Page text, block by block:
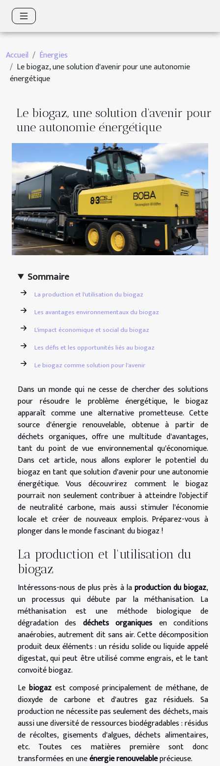
Accueil
Énergies
Le biogaz, une solution d'avenir pour une autonomie
énergétique
Le biogaz, une solution d'avenir pour
une autonomie énergétique
Sommaire
La production et l'utilisation du biogaz
Les avantages environnementaux du biogaz
L'impact économique et social du biogaz
Les défis et les opportunités liés au biogaz
Le biogaz comme solution pour l'avenir
Dans un monde qui ne cesse de chercher des solutions
pour résoudre le problème énergétique, le biogaz
apparaît comme une alternative prometteuse. Cette
source d'énergie renouvelable, obtenue à partir de
déchets organiques, offre une multitude d'avantages,
tant du point de vue environnemental qu'économique.
Dans cet article, nous allons explorer le potentiel du
biogaz en tant que solution d'avenir pour une autonomie
énergétique. Vous découvrirez comment le biogaz
pourrait non seulement contribuer à atteindre l'objectif
de neutralité carbone, mais aussi stimuler l'économie
locale et créer de nouveaux emplois. Préparez-vous à
plonger dans le monde fascinant du biogaz !
La production et l'utilisation du
biogaz
Intéressons-nous de plus près à laproduction du biogaz,
un processus qui débute par la méthanisation. La
méthanisation est une méthode biologique de
dégradation des déchets organiques en conditions
anaérobies, autrement dit sans air. Cette décomposition
produit deux éléments : un résidu solide ou liquide appelé
digestat, qui peut être utilisé comme engrais, et le tant
convoité biogaz.
Le biogazest composé principalement de méthane, de
dioxyde de carbone et d'autres gaz résiduels. Sa
production ne nécessite pas seulement des déchets, mais
aussi une diversité de ressources biodégradables : résidus
de récoltes, gisements d'algues, déchets alimentaires,
etc. Toutes ces matières première sont donc
transformées en uneénergie renouvelableprécieuse.